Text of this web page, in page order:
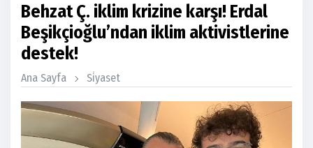
Behzat Ç. iklim krizine karşı! Erdal
Beşikçioğlu’ndan iklim aktivistlerine
destek!
Ana Sayfa Si̇yaset